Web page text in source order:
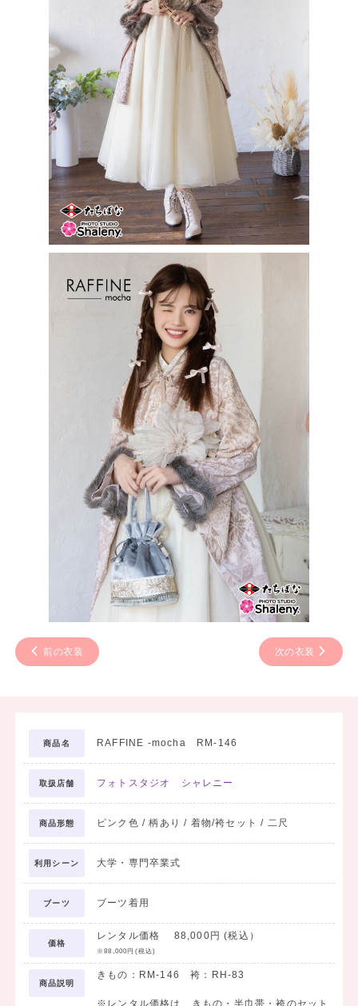
前の衣装 次の衣装
商品名 RAFFINE -mocha RM-146
取扱店舗 フォトスタジオ シャレニー
商品形態 ピンク色 / 柄あり / 着物/袴セット / 二尺
利用シーン 大学・専門卒業式
ブーツ ブーツ着用
価格
レンタル価格 88,000円 (税込）
※88,000円(税込)
商品説明
きもの：RM-146 袴：RH-83